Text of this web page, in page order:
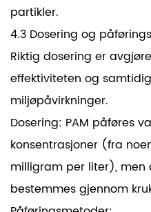
partikler.
4.3 Dosering og
Riktig dosering er
effektiviteten og
miljøpåvirkninger.
Dosering: PAM påføres
konsentrasjoner (fra
milligram per liter),
bestemmes gjennom